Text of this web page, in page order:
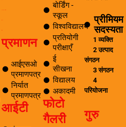
प्रमाणन
आईएसओ
प्रमाणपत्र
निर्यात
प्रमाणपत्र
आईटी
बोर्डिंग -
स्कूल
विश्वविद्यालय
प्रतियोगी
परीक्षाएँ
ई
सीखना
विद्यालय
अकादमी
फोटो
गैलरी
प्रीमियम
सदस्यता
1 व्यक्ति
2 उत्पाद
संगठन
3 संगठन
4
परियोजना
गुरु